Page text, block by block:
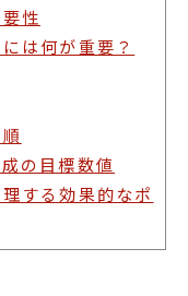
性
は何が重要？
の目標数値
する効果的なポ